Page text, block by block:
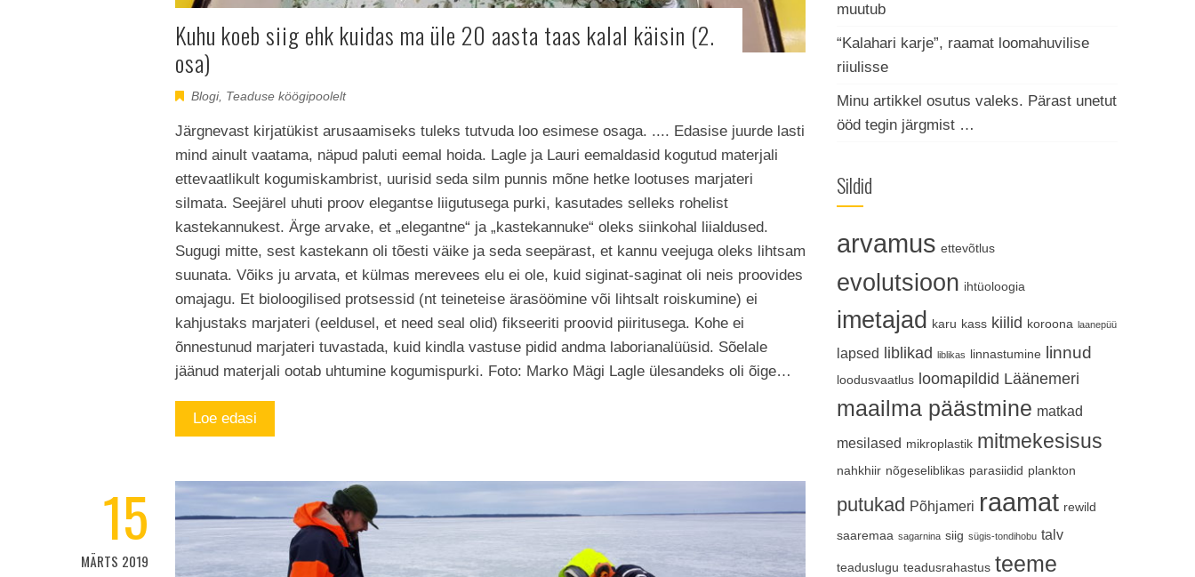
Kuhu koeb siig ehk kuidas ma üle 20 aasta taas kalal käisin (2.
osa)
Blogi, Teaduse köögipoolelt
Järgnevast kirjatükist arusaamiseks tuleks tutvuda loo esimese osaga. .... Edasise juurde lasti
mind ainult vaatama, näpud paluti eemal hoida. Lagle ja Lauri eemaldasid kogutud materjali
ettevaatlikult kogumiskambrist, uurisid seda silm punnis mõne hetke lootuses marjateri
silmata. Seejärel uhuti proov elegantse liigutusega purki, kasutades selleks rohelist
kastekannukest. Ärge arvake, et „elegantne“ ja „kastekannuke“ oleks siinkohal liialdused.
Sugugi mitte, sest kastekann oli tõesti väike ja seda seepärast, et kannu veejuga oleks lihtsam
suunata. Võiks ju arvata, et külmas merevees elu ei ole, kuid siginat-saginat oli neis proovides
omajagu. Et bioloogilised protsessid (nt teineteise ärasöömine või lihtsalt roiskumine) ei
kahjustaks marjateri (eeldusel, et need seal olid) fikseeriti proovid piiritusega. Kohe ei
õnnestunud marjateri tuvastada, kuid kindla vastuse pidid andma laborianalüüsid. Sõelale
jäänud materjali ootab uhtumine kogumispurki. Foto: Marko Mägi Lagle ülesandeks oli õige…
Loe edasi
15
MÄRTS 2019
muutub
“Kalahari karje”, raamat loomahuvilise
riiulisse
Minu artikkel osutus valeks. Pärast unetut
ööd tegin järgmist …
Sildid
arvamus ettevõtlus
evolutsioon ihtüoloogia
imetajad karu kass kiilid koroona laanepüü
lapsed liblikad liblikas linnastumine linnud
loodusvaatlus loomapildid Läänemeri
maailma päästmine matkad
mesilased mikroplastik mitmekesisus
nahkhiir nõgeseliblikas parasiidid plankton
putukad Põhjameri raamat rewild
saaremaa sagarnina siig sügis-tondihobu talv
teaduslugu teadusrahastus teeme